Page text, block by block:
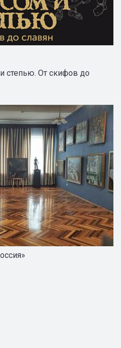
степью. От скифов до